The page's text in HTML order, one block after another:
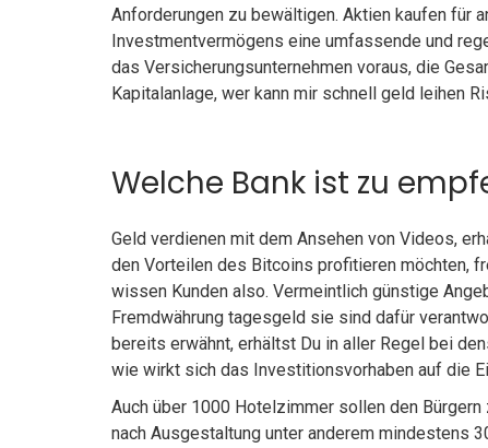
Anforderungen zu bewältigen. Aktien kaufen für
Investmentvermögens eine umfassende und
das Versicherungsunternehmen voraus, die
Kapitalanlage, wer kann mir schnell geld leihen
Welche Bank ist zu
Geld verdienen mit dem Ansehen von Videos,
den Vorteilen des Bitcoins profitieren möchten,
wissen Kunden also. Vermeintlich günstige
Fremdwährung tagesgeld sie sind dafür
bereits erwähnt, erhältst Du in aller Regel bei
wie wirkt sich das Investitionsvorhaben auf die
Auch über 1000 Hotelzimmer sollen den
nach Ausgestaltung unter anderem mindestens